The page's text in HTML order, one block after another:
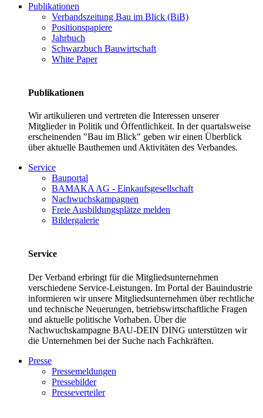
Publikationen
Verbandszeitung Bau im Blick (BiB)
Positionspapiere
Jahrbuch
Schwarzbuch Bauwirtschaft
White Paper
Publikationen
Wir artikulieren und vertreten die Interessen unserer
Mitglieder in Politik und Öffentlichkeit. In der quartalsweise
erscheinenden "Bau im Blick" geben wir einen Überblick
über aktuelle Bauthemen und Aktivitäten des Verbandes.
Service
Bauportal
BAMAKA AG - Einkaufsgesellschaft
Nachwuchskampagnen
Freie Ausbildungsplätze melden
Bildergalerie
Service
Der Verband erbringt für die Mitgliedsunternehmen
verschiedene Service-Leistungen. Im Portal der Bauindustrie
informieren wir unsere Mitgliedsunternehmen über rechtliche
und technische Neuerungen, betriebswirtschaftliche Fragen
und aktuelle politische Vorhaben. Über die
Nachwuchskampagne BAU-DEIN DING unterstützen wir
die Unternehmen bei der Suche nach Fachkräften.
Presse
Pressemeldungen
Pressebilder
Presseverteiler